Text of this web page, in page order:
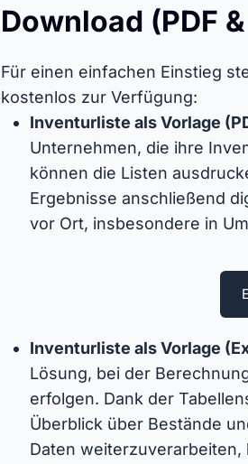
Download (PDF
Für einen einfachen Einstieg
kostenlos zur Verfügung:
Inventurliste als Vorlage
Unternehmen, die ihre
können die Listen
Ergebnisse anschließend
vor Ort, insbesondere in
Inventurliste als Vorlage
Lösung, bei der
erfolgen. Dank der
Überblick über Bestände
Daten